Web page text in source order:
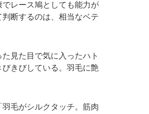
レース鳩としても能力が
断するのは、相当なベテ
見た目で気に入ったハト
きびしている。羽毛に艶
毛がシルクタッチ。筋肉